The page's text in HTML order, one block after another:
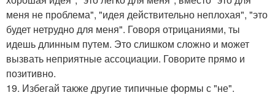
меня не проблема", "идея действительно неплохая", "это
будет нетрудно для меня". Говоря отрицаниями, ты
идешь длинным путем. Это слишком сложно и может
вызвать неприятные ассоциации. Говорите прямо и
позитивно.
19. Избегай также другие типичные формы с "не".